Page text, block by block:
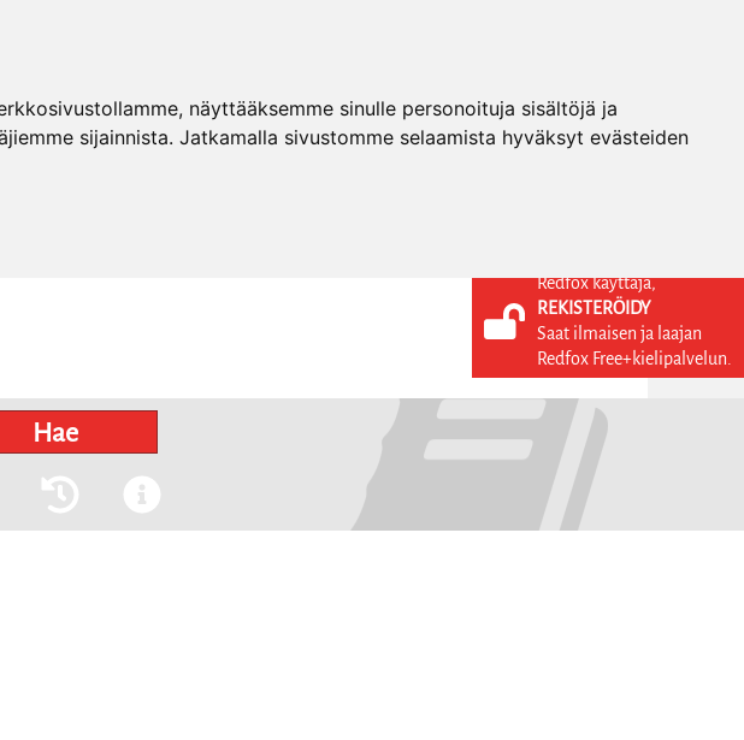
näyttääksemme sinulle personoituja sisältöjä ja
sijainnista. Jatkamalla sivustomme selaamista hyväksyt evästeiden
KIRJAUDU SISÄÄN
REKISTERÖIDY
Hae
Redfox käyttäjä,
REKISTERÖIDY
Saat ilmaisen ja laajan
Redfox Free+kielipalvelun.